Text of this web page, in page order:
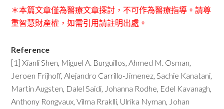
＊本篇文章僅為醫療文章探討，不可作為醫療指導。請尊
重智慧財產權，如需引用請註明出處。
Reference
[1] Xianli Shen, Miguel A. Burguillos, Ahmed M. Osman,
Jeroen Frijhoff, Alejandro Carrillo-Jimenez, Sachie Kanatani,
Martin Augsten, Dalel Saidi, Johanna Rodhe, Edel Kavanagh,
Anthony Rongvaux, Vilma Rraklli, Ulrika Nyman, Johan